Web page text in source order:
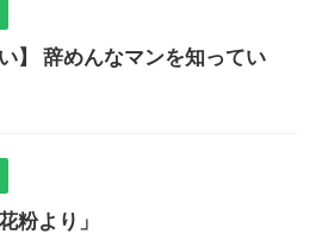
い】 辞めんなマンを知ってい
粉より」